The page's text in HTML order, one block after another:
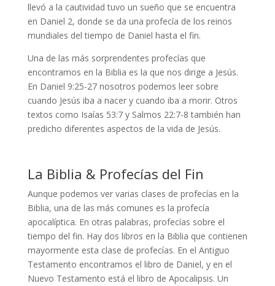
llevó a la cautividad tuvo un sueño que se encuentra
en Daniel 2, donde se da una profecía de los reinos
mundiales del tiempo de Daniel hasta el fin.
Una de las más sorprendentes profecías que
encontramos en la Biblia es la que nos dirige a Jesús.
En Daniel 9:25-27 nosotros podemos leer sobre
cuando Jesús iba a nacer y cuando iba a morir. Otros
textos como Isaías 53:7 y Salmos 22:7-8 también han
predicho diferentes aspectos de la vida de Jesús.
La Biblia & Profecías del Fin
Aunque podemos ver varias clases de profecías en la
Biblia, una de las más comunes es la profecía
apocalíptica. En otras palabras, profecías sobre el
tiempo del fin. Hay dos libros en la Biblia que contienen
mayormente esta clase de profecías. En el Antiguo
Testamento encontramos el libro de Daniel, y en el
Nuevo Testamento está el libro de Apocalipsis. Un